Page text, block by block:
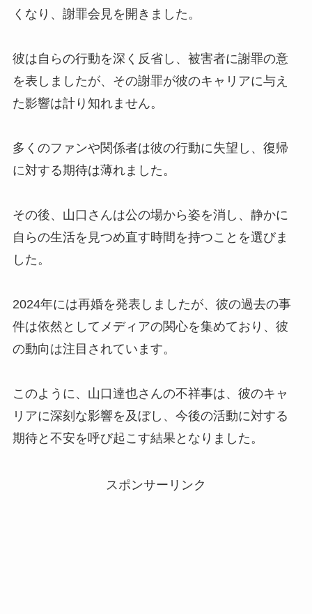
くなり、謝罪会見を開きました。
彼は自らの行動を深く反省し、被害者に謝罪の意
を表しましたが、その謝罪が彼のキャリアに与え
た影響は計り知れません。
多くのファンや関係者は彼の行動に失望し、復帰
に対する期待は薄れました。
その後、山口さんは公の場から姿を消し、静かに
自らの生活を見つめ直す時間を持つことを選びま
した。
2024年には再婚を発表しましたが、彼の過去の事
件は依然としてメディアの関心を集めており、彼
の動向は注目されています。
このように、山口達也さんの不祥事は、彼のキャ
リアに深刻な影響を及ぼし、今後の活動に対する
期待と不安を呼び起こす結果となりました。
スポンサーリンク